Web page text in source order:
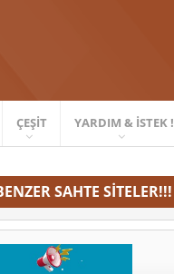
ÇEŞIT YARDIM & İSTEK !
SAHTE SITELER!!!